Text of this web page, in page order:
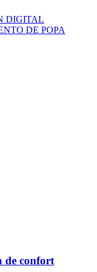
DIGITAL
DE POPA
de confort